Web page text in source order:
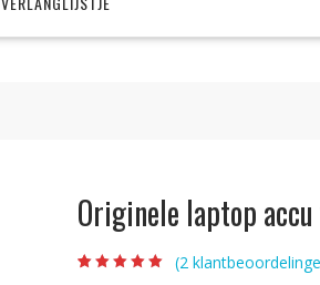
Originele laptop accu
(2